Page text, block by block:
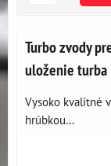
Turbo zvody
uloženie turba
Vysoko kvalitné
hrúbkou...